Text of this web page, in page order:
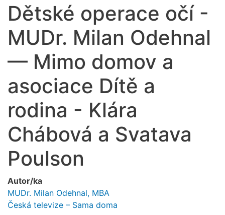
Dětské operace očí -
MUDr. Milan Odehnal
— Mimo domov a
asociace Dítě a
rodina - Klára
Chábová a Svatava
Poulson
Autor/ka
MUDr. Milan Odehnal, MBA
Česká televize – Sama doma